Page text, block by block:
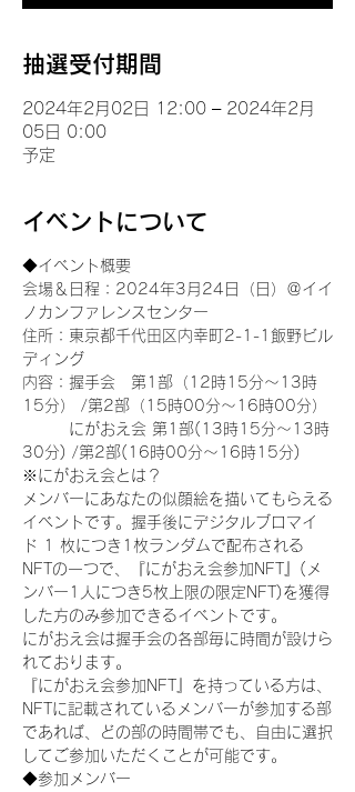
抽選受付期間
2024年2月02日 12:00 – 2024年2月
05日 0:00
予定
イベントについて
◆イベント概要
会場＆日程：2024年3月24日（日）＠イイ
ノカンファレンスセンター
住所：東京都千代田区内幸町2-1-1飯野ビル
ディング
内容：握手会　第1部（12時15分～13時
15分） /第2部（15時00分～16時00分）
にがおえ会 第1部(13時15分～13時
30分) /第2部(16時00分～16時15分)
※にがおえ会とは？
メンバーにあなたの似顔絵を描いてもらえる
イベントです。握手後にデジタルブロマイ
ド 1 枚につき1枚ランダムで配布される
NFTの一つで、『にがおえ会参加NFT』(メ
ンバー1人につき5枚上限の限定NFT)を獲得
した方のみ参加できるイベントです。
にがおえ会は握手会の各部毎に時間が設けら
れております。
『にがおえ会参加NFT』を持っている方は、
NFTに記載されているメンバーが参加する部
であれば、どの部の時間帯でも、自由に選択
してご参加いただくことが可能です。
◆参加メンバー